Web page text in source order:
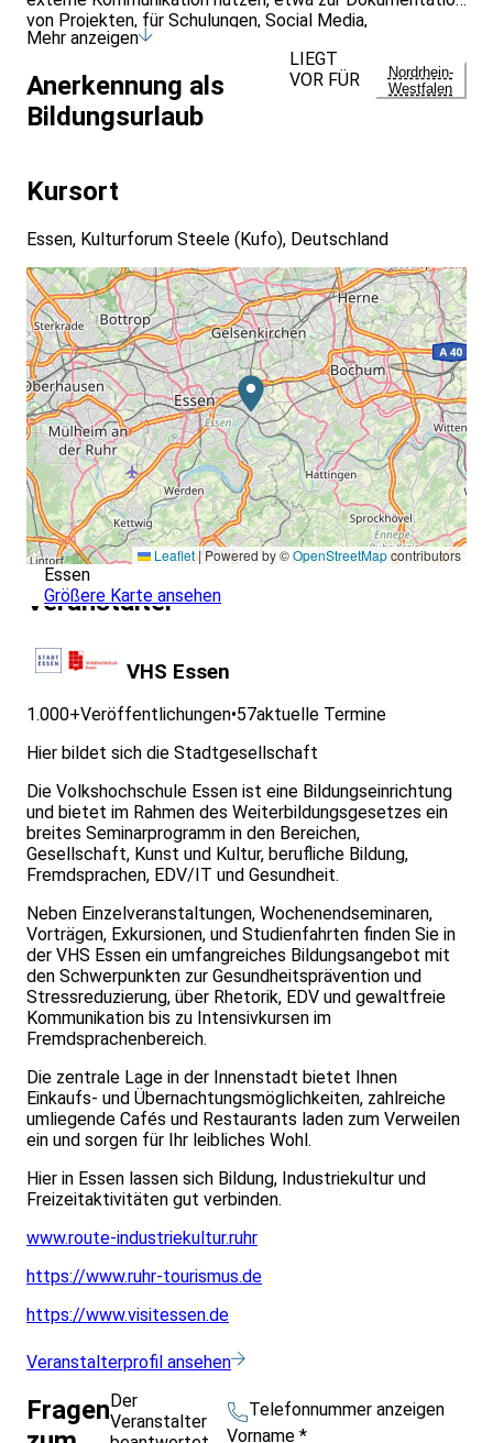
von Projekten, für Schulungen, Social Media,
Präsentationen oder zur Kundenkommunikation. Der
entwickelte Workflow lässt sich flexibel anpassen und
langfristig in Ihren Berufsalltag integrieren.
Mehr anzeigen
Anerkennung als
Bildungsurlaub
LIEGT
VOR FÜR
Nordrhein-
Westfalen
Kursort
Essen, Kulturforum Steele (Kufo), Deutschland
Leaflet|Powered by ©OpenStreetMapcontributors
Essen
Größere Karte ansehen
Veranstalter
VHS Essen
1.000+Veröffentlichungen•57aktuelle Termine
Hier bildet sich die Stadtgesellschaft
Die Volkshochschule Essen ist eine Bildungseinrichtung
und bietet im Rahmen des Weiterbildungsgesetzes ein
breites Seminarprogramm in den Bereichen,
Gesellschaft, Kunst und Kultur, berufliche Bildung,
Fremdsprachen, EDV/IT und Gesundheit.
Neben Einzelveranstaltungen, Wochenendseminaren,
Vorträgen, Exkursionen, und Studienfahrten finden Sie in
der VHS Essen ein umfangreiches Bildungsangebot mit
den Schwerpunkten zur Gesundheitsprävention und
Stressreduzierung, über Rhetorik, EDV und gewaltfreie
Kommunikation bis zu Intensivkursen im
Fremdsprachenbereich.
Die zentrale Lage in der Innenstadt bietet Ihnen
Einkaufs- und Übernachtungsmöglichkeiten, zahlreiche
umliegende Cafés und Restaurants laden zum Verweilen
ein und sorgen für Ihr leibliches Wohl.
Hier in Essen lassen sich Bildung, Industriekultur und
Freizeitaktivitäten gut verbinden.
www.route-industriekultur.ruhr
https://www.ruhr-tourismus.de
https://www.visitessen.de
Veranstalterprofil ansehen
Fragen Der
Veranstalter
Telefonnummer anzeigen
Vorname *